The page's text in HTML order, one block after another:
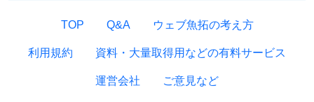
TOP Q&A ウェブ魚拓の考え方
利用規約 資料・大量取得用などの有料サービス
運営会社 ご意見など